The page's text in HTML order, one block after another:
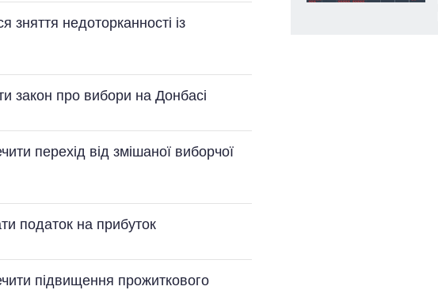
недоторканності із
закон про вибори на Донбасі
перехід від змішаної виборчої
податок на прибуток
підвищення прожиткового
аспірантуру